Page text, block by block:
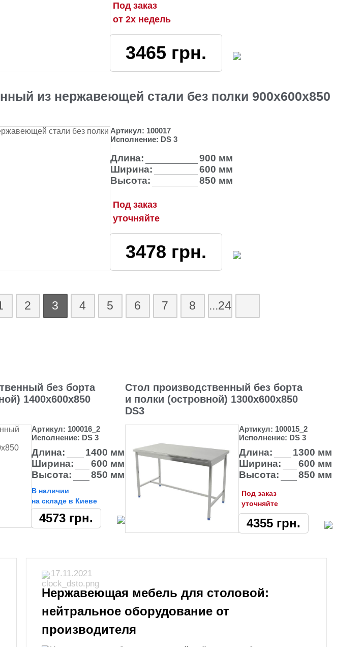
Под заказ
от 2х недель
3465 грн.
из нержавеющей стали без полки 900х600х850
Артикул: 100017
Исполнение: DS 3
Длина:
900 мм
Ширина:
600 мм
Высота:
850 мм
Под заказ
уточняйте
3478 грн.
2 3 4 5 6 7 8 ...24
без борта
1400х600х850
Артикул: 100016_2
Исполнение: DS 3
Длина:
1400 мм
Ширина:
600 мм
Высота:
850 мм
В наличии
на складе в Киеве
4573 грн.
Стол производственный без борта
и полки (островной) 1300х600х850
DS3
Артикул: 100015_2
Исполнение: DS 3
Длина:
1300 мм
Ширина:
600 мм
Высота:
850 мм
Под заказ
уточняйте
4355 грн.
17.11.2021
Нержавеющая мебель для столовой:
нейтральное оборудование от
производителя